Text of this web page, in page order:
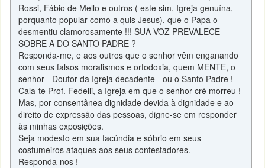
Rossi, Fábio de Mello e outros ( este sim, Igreja genuína,
porquanto popular como a quis Jesus), que o Papa o
desmentiu clamorosamente !!! SUA VOZ PREVALECE
SOBRE A DO SANTO PADRE ?
Responda-me, e aos outros que o senhor vêm enganando
com seus falsos moralismos e ortodoxia, quem MENTE, o
senhor - Doutor da Igreja decadente - ou o Santo Padre !
Cala-te Prof. Fedelli, a Igreja em que o senhor crê morreu !
Mas, por consentânea dignidade devida à dignidade e ao
direito de expressão das pessoas, digne-se em responder
às minhas exposições.
Seja modesto em sua facúndia e sóbrio em seus
costumeiros ataques aos seus contestadores.
Responda-nos !